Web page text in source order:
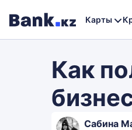
Карты
Как
Сабина